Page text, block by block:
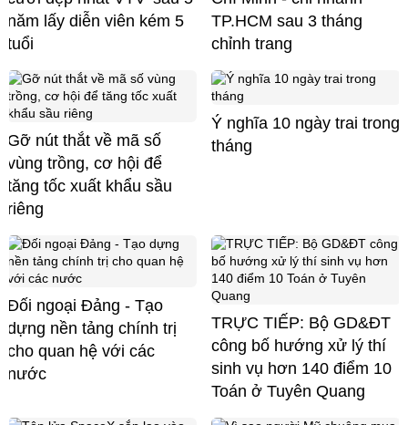
năm lấy diễn viên kém 5
tuổi
TP.HCM sau 3 tháng
chỉnh trang
Gỡ nút thắt về mã số
vùng trồng, cơ hội để
tăng tốc xuất khẩu sầu
riêng
Ý nghĩa 10 ngày trai trong
tháng
Đối ngoại Đảng - Tạo
dựng nền tảng chính trị
cho quan hệ với các
nước
TRỰC TIẾP: Bộ GD&ĐT
công bố hướng xử lý thí
sinh vụ hơn 140 điểm 10
Toán ở Tuyên Quang